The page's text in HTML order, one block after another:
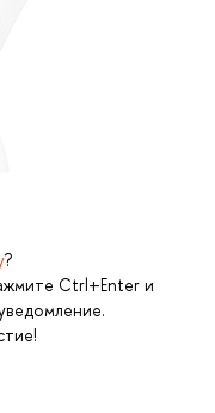
?
Ctrl+Enter и